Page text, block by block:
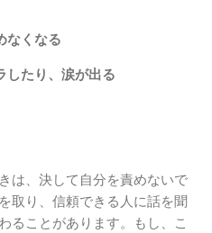
なくなる
したり、涙が出る
は、決して自分を責めないで
取り、信頼できる人に話を聞
ることがあります。もし、こ